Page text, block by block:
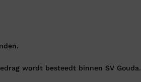
wordt besteedt binnen SV Gouda.